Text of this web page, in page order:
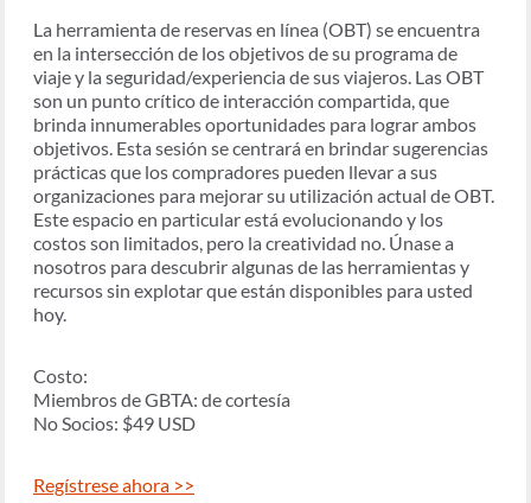
La herramienta de reservas en línea (OBT) se encuentra
en la intersección de los objetivos de su programa de
viaje y la seguridad/experiencia de sus viajeros. Las OBT
son un punto crítico de interacción compartida, que
brinda innumerables oportunidades para lograr ambos
objetivos. Esta sesión se centrará en brindar sugerencias
prácticas que los compradores pueden llevar a sus
organizaciones para mejorar su utilización actual de OBT.
Este espacio en particular está evolucionando y los
costos son limitados, pero la creatividad no. Únase a
nosotros para descubrir algunas de las herramientas y
recursos sin explotar que están disponibles para usted
hoy.
Costo:
Miembros de GBTA: de cortesía
No Socios: $49 USD
Regístrese ahora >>